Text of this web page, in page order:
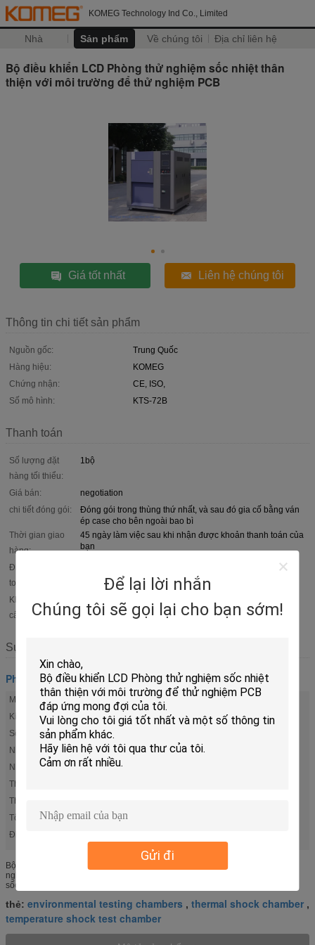
KOMEG Technology Ind Co., Limited
Nhà Sản phẩm Về chúng tôi Địa chỉ liên hệ
Để lại lời nhắn
Chúng tôi sẽ gọi lại cho bạn sớm!
Gửi đi
Bộ điều khiển LCD Phòng thử nghiệm sốc nhiệt thân
thiện với môi trường để thử nghiệm PCB
Giá tốt nhất Liên hệ chúng tôi
Thông tin chi tiết sản phẩm
Nguồn gốc:
Trung Quốc
Hàng hiệu:
KOMEG
Chứng nhận:
CE, ISO,
Số mô hình:
KTS-72B
Thanh toán
Số lượng đặt
hàng tối thiểu:
1bộ
Giá bán:
negotiation
chi tiết đóng gói:
Đóng gói trong thùng thứ nhất, và sau đó gia cố bằng ván
ép case cho bên ngoài bao bì
Thời gian giao
hàng:
45 ngày làm việc sau khi nhận được khoản thanh toán của
bạn
Điều khoản thanh
toán:
Khả năng cung
cấp:
Sự miêu tả
Phòng thử nghiệm sốc nhiệt
Mô hình buồng:
Dòng KTS
Kích thước khối lượng buồng:
27L đến 480L
Sốc phạm vi:
Nhiệt độ tối đa:
200 ° C
Nhiệt độ thấp nhất:
Thời gian chuyển tiếp:
Thời gian phục hồi:
Tốc độ thay đổi nhiệt độ:
Điểm nổi bật:
Bộ điều khiển LCD Buồng nhiệt chống nhiệt thân thiện với môi trường để thử
nghiệm PCB 1. Nguyên lý làm việc của Sốc nhiệt 3 vùng: Buồng thử nghiệm
sốc nhiệt loại ba vùng. Mẫu được đặt trong buồng thử, nhiệt độ ...
thẻ: environmental testing chambers , thermal shock chamber ,
temperature shock test chamber